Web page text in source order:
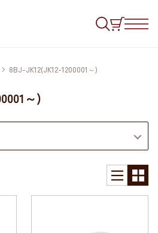
8BJ-JK12(JK12-1200001～)
～)